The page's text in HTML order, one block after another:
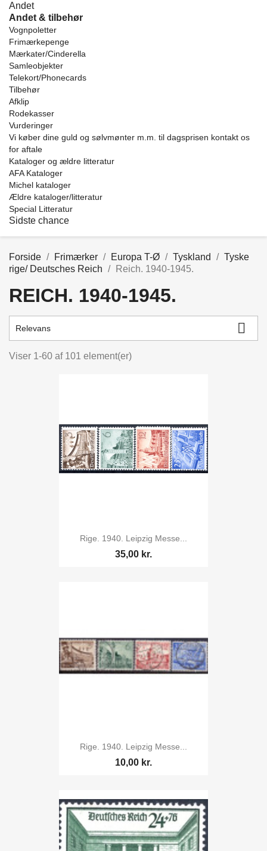
Andet
Andet & tilbehør
Vognpoletter
Frimærkepenge
Mærkater/Cinderella
Samleobjekter
Telekort/Phonecards
Tilbehør
Afklip
Rodekasser
Vurderinger
Vi køber dine guld og sølvmønter m.m. til dagsprisen kontakt os
for aftale
Kataloger og ældre litteratur
AFA Kataloger
Michel kataloger
Ældre kataloger/litteratur
Special Litteratur
Sidste chance
Forside Frimærker Europa T-Ø Tyskland
Tyske
rige/ Deutsches Reich
Reich. 1940-1945.
Price
kr.
REICH. 1940-1945.
Relevans 
Viser 1-60 af 101 element(er)
Rige. 1940. Leipzig Messe...
35,00 kr.
Rige. 1940. Leipzig Messe...
10,00 kr.